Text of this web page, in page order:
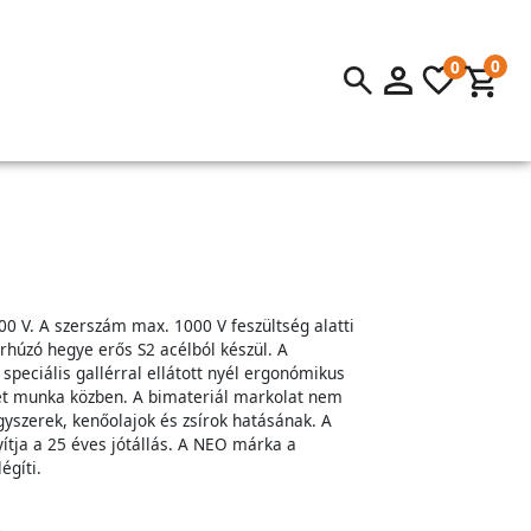
0 0
V. A szerszám max. 1000 V feszültség alatti
hegye erős S2 acélból készül. A
speciális gallérral ellátott nyél ergonómikus
munka közben. A bimateriál markolat nem
kenőolajok és zsírok hatásának. A
a 25 éves jótállás. A NEO márka a